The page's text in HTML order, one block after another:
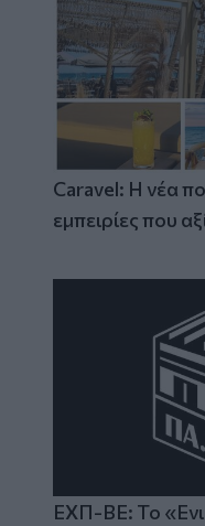
Caravel: Η νέα
εμπειρίες που
ΕΧΠ-ΒΕ: Το